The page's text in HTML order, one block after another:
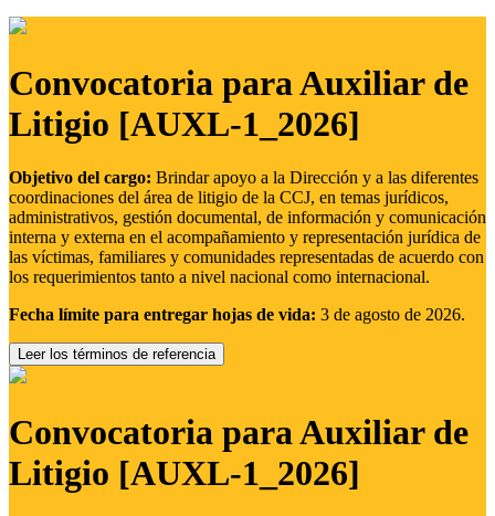
Convocatoria para Auxiliar de
Litigio [AUXL-1_2026]
Objetivo del cargo: Brindar apoyo a la Dirección y a las diferentes
coordinaciones del área de litigio de la CCJ, en temas jurídicos,
administrativos, gestión documental, de información y comunicación
interna y externa en el acompañamiento y representación jurídica de
las víctimas, familiares y comunidades representadas de acuerdo con
los requerimientos tanto a nivel nacional como internacional.
Fecha límite para entregar hojas de vida: 3 de agosto de 2026.
Leer los términos de referencia
Convocatoria para Auxiliar de
Litigio [AUXL-1_2026]